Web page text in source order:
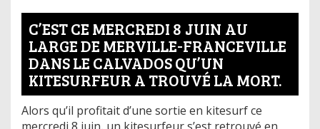
C’EST CE MERCREDI 8 JUIN AU
LARGE DE MERVILLE-FRANCEVILLE
DANS LE CALVADOS QU’UN
KITESURFEUR A TROUVÉ LA MORT.
Alors qu’il profitait d’une sortie en kitesurf ce